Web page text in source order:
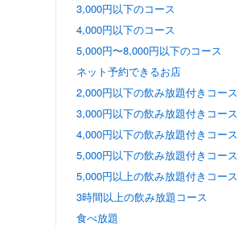
3,000円以下のコース
4,000円以下のコース
5,000円〜8,000円以下のコース
ネット予約できるお店
2,000円以下の飲み放題付きコース
3,000円以下の飲み放題付きコース
4,000円以下の飲み放題付きコース
5,000円以下の飲み放題付きコース
5,000円以上の飲み放題付きコース
3時間以上の飲み放題コース
食べ放題